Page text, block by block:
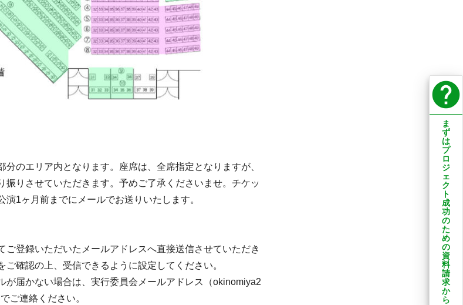
分のエリア内となります。座席は、全席指定となりますが、
振りさせていただきます。予めご了承くださいませ。チケッ
演1ヶ月前までにメールでお送りいたします。
登録いただいたメールアドレスへ直接送信させていただき
ご確認の上、受信できるように設定してください。
届かない場合は、実行委員会メールアドレス（okinomiya2
ご連絡ください。
help
ま
ず
は
プ
ロ
ジ
ェ
ク
ト
成
功
の
た
め
の
資
料
請
求
か
ら